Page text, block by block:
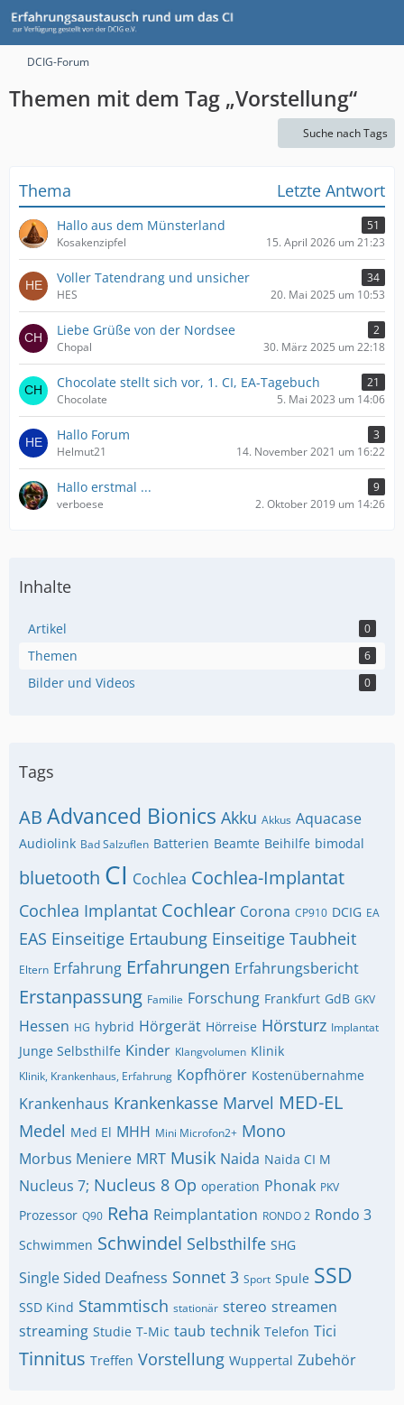
DCIG-Forum
Themen mit dem Tag „Vorstellung“
Suche nach Tags
Thema Letzte Antwort
Hallo aus dem Münsterland
51
Kosakenzipfel
15. April 2026 um 21:23
Voller Tatendrang und unsicher
34
HES
20. Mai 2025 um 10:53
Liebe Grüße von der Nordsee
2
Chopal
30. März 2025 um 22:18
Chocolate stellt sich vor, 1. CI, EA-Tagebuch
21
Chocolate
5. Mai 2023 um 14:06
Hallo Forum
3
Helmut21
14. November 2021 um 16:22
Hallo erstmal ...
9
verboese
2. Oktober 2019 um 14:26
Inhalte
Artikel 0
Themen 6
Bilder und Videos 0
Tags
AB Advanced Bionics Akku Akkus Aquacase
Audiolink Bad Salzuflen Batterien Beamte Beihilfe bimodal
bluetooth CI Cochlea Cochlea-Implantat
Cochlea Implantat Cochlear Corona CP910 DCIG EA
EAS Einseitige Ertaubung Einseitige Taubheit
Eltern Erfahrung Erfahrungen Erfahrungsbericht
Erstanpassung Familie Forschung Frankfurt GdB GKV
Hessen HG hybrid Hörgerät Hörreise Hörsturz Implantat
Junge Selbsthilfe Kinder Klangvolumen Klinik
Klinik, Krankenhaus, Erfahrung Kopfhörer Kostenübernahme
Krankenhaus Krankenkasse Marvel MED-EL
Medel Med El MHH Mini Microfon2+ Mono
Morbus Meniere MRT Musik Naida Naida CI M
Nucleus 7; Nucleus 8 Op operation Phonak PKV
Prozessor Q90 Reha Reimplantation RONDO 2 Rondo 3
Schwimmen Schwindel Selbsthilfe SHG
Single Sided Deafness Sonnet 3 Sport Spule SSD
SSD Kind Stammtisch stationär stereo streamen
streaming Studie T-Mic taub technik Telefon Tici
Tinnitus Treffen Vorstellung Wuppertal Zubehör